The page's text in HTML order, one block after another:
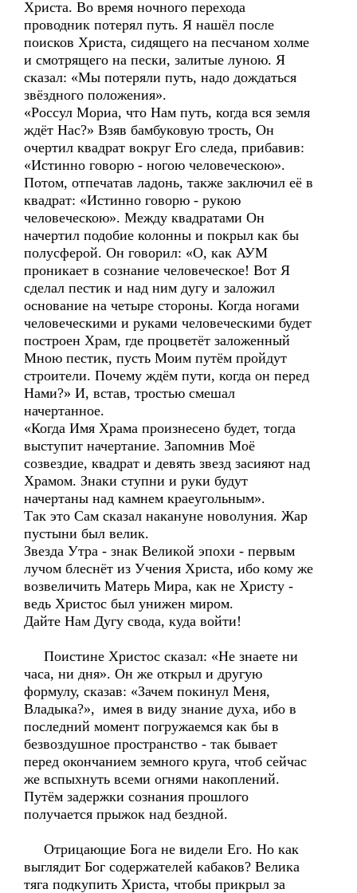
Христа. Во время ночного перехода
проводник потерял путь. Я нашёл после
поисков Христа, сидящего на песчаном холме
и смотрящего на пески, залитые луною. Я
сказал: «Мы потеряли путь, надо дождаться
звёздного положения».
«Россул Мориа, что Нам путь, когда вся земля
ждёт Нас?» Взяв бамбуковую трость, Он
очертил квадрат вокруг Его следа, прибавив:
«Истинно говорю - ногою человеческою».
Потом, отпечатав ладонь, также заключил её в
квадрат: «Истинно говорю - рукою
человеческою». Между квадратами Он
начертил подобие колонны и покрыл как бы
полусферой. Он говорил: «О, как АУМ
проникает в сознание человеческое! Вот Я
сделал пестик и над ним дугу и заложил
основание на четыре стороны. Когда ногами
человеческими и руками человеческими будет
построен Храм, где процветёт заложенный
Мною пестик, пусть Моим путём пройдут
строители. Почему ждём пути, когда он перед
Нами?» И, встав, тростью смешал
начертанное.
«Когда Имя Храма произнесено будет, тогда
выступит начертание. Запомнив Моё
созвездие, квадрат и девять звезд засияют над
Храмом. Знаки ступни и руки будут
начертаны над камнем краеугольным».
Так это Сам сказал накануне новолуния. Жар
пустыни был велик.
Звезда Утра - знак Великой эпохи - первым
лучом блеснёт из Учения Христа, ибо кому же
возвеличить Матерь Мира, как не Христу -
ведь Христос был унижен миром.
Дайте Нам Дугу свода, куда войти!
Поистине Христос сказал: «Не знаете ни
часа, ни дня». Он же открыл и другую
формулу, сказав: «Зачем покинул Меня,
Владыка?», имея в виду знание духа, ибо в
последний момент погружаемся как бы в
безвоздушное пространство - так бывает
перед окончанием земного круга, чтоб сейчас
же вспыхнуть всеми огнями накоплений.
Путём задержки сознания прошлого
получается прыжок над бездной.
Отрицающие Бога не видели Его. Но как
выглядит Бог содержателей кабаков? Велика
тяга подкупить Христа, чтобы прикрыл за